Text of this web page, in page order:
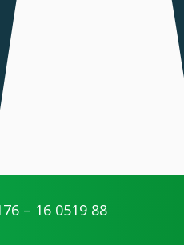
– 16 0519 88